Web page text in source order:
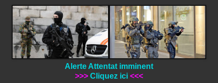
Alerte Attentat imminent
>>> Cliquez ici <<<